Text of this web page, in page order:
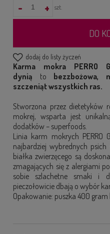
+
- szt.
DO
dodaj do listy życzeń
Karma mokra PERRO
dynią to bezzbożowa,
szczeniąt wszystkich ras.
Stworzona przez dietetyków
mokrej, wsparta jest
dodatków – superfoods.
Linia karm mokrych PERRO
najbardziej wybrednych
białka zwierzęcego są
zmagających się z alergiami
sobie szlachetne smaki i
pieczołowicie dbają o wybór
Opakowanie: puszka 400